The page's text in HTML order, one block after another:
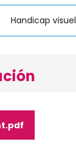
Handicap visuel